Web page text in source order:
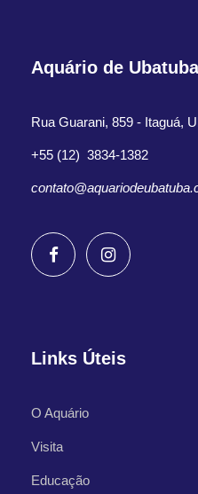
Aquário de Ubatuba
Rua Guarani, 859 - Itaguá,
+55 (12) 3834-1382
Links Úteis
O Aquário
Visita
Educação